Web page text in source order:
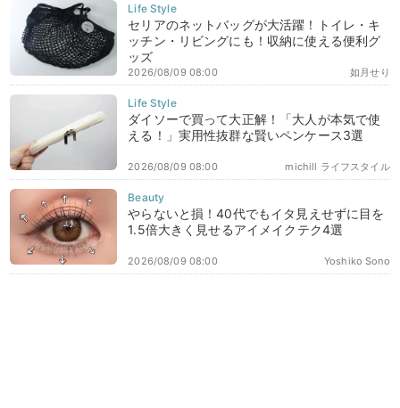
セリアのネットバッグが大活躍！トイレ・キ
ッチン・リビングにも！収納に使える便利グ
ッズ
如月せり
2026/08/09 08:00
ダイソーで買って大正解！「大人が本気で使
える！」実用性抜群な賢いペンケース3選
michill ライフスタイル
2026/08/09 08:00
やらないと損！40代でもイタ見えせずに目を
1.5倍大きく見せるアイメイクテク4選
Yoshiko Sono
2026/08/09 08:00